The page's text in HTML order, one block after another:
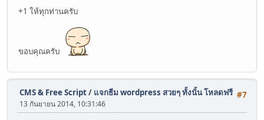
+1 ให้ทุกท่านครับ
ขอบคุณครับ
#7
CMS & Free Script/ แจกธีม wordpress สวยๆ ทั้งนั้น โหลดฟรี
13 กันยายน 2014, 10:31:46